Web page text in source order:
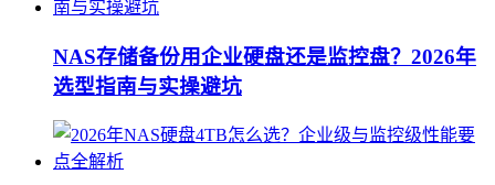
NAS存储备份用企业硬盘还是监控盘？2026年
选型指南与实操避坑